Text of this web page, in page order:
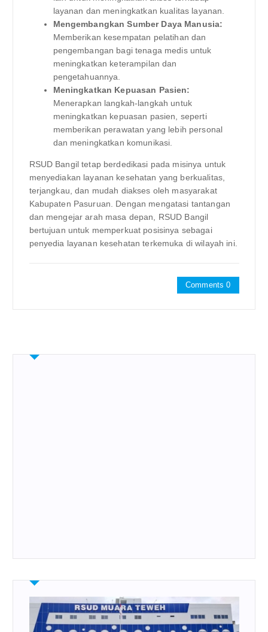
layanan dan meningkatkan kualitas layanan.
Mengembangkan Sumber Daya Manusia:
Memberikan kesempatan pelatihan dan
pengembangan bagi tenaga medis untuk
meningkatkan keterampilan dan
pengetahuannya.
Meningkatkan Kepuasan Pasien:
Menerapkan langkah-langkah untuk
meningkatkan kepuasan pasien, seperti
memberikan perawatan yang lebih personal
dan meningkatkan komunikasi.
RSUD Bangil tetap berdedikasi pada misinya untuk
menyediakan layanan kesehatan yang berkualitas,
terjangkau, dan mudah diakses oleh masyarakat
Kabupaten Pasuruan. Dengan mengatasi tantangan
dan mengejar arah masa depan, RSUD Bangil
bertujuan untuk memperkuat posisinya sebagai
penyedia layanan kesehatan terkemuka di wilayah ini.
Comments 0